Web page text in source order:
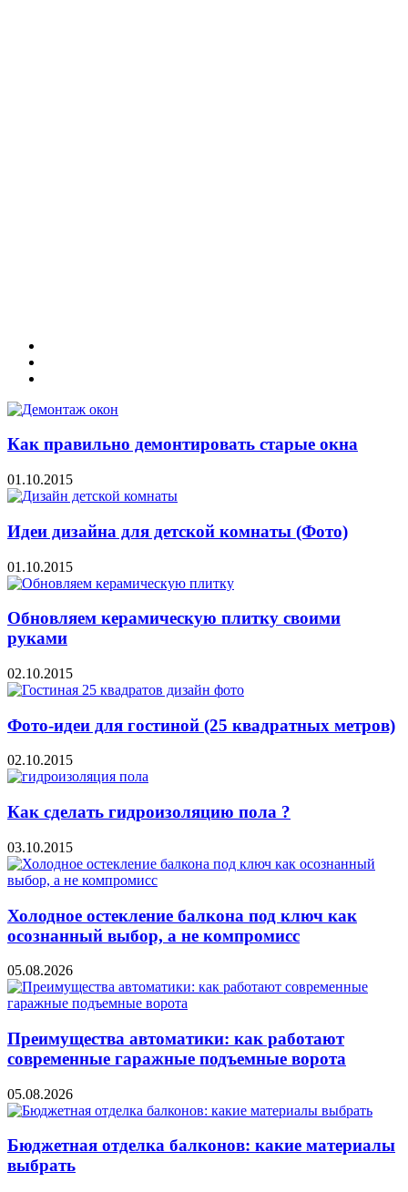
Как правильно демонтировать старые окна
01.10.2015
Идеи дизайна для детской комнаты (Фото)
01.10.2015
Обновляем керамическую плитку своими
руками
02.10.2015
Фото-идеи для гостиной (25 квадратных метров)
02.10.2015
Как сделать гидроизоляцию пола ?
03.10.2015
Холодное остекление балкона под ключ как
осознанный выбор, а не компромисс
05.08.2026
Преимущества автоматики: как работают
современные гаражные подъемные ворота
05.08.2026
Бюджетная отделка балконов: какие материалы
выбрать